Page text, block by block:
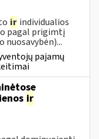
ir individualios
pagal prigimtį
pajamų
ir